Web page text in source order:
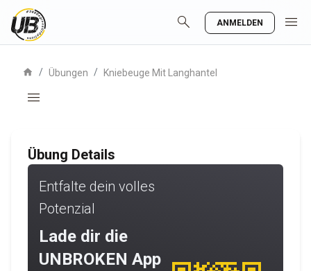
search ANMELDEN menu
home / Übungen / Kniebeuge Mit Langhantel
menu
Übung Details
Entfalte dein volles
Potenzial
Lade dir die
UNBROKEN App